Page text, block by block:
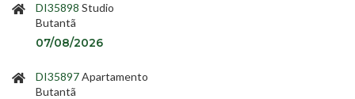
DI35898 Studio
Butantã
07/08/2026
DI35897Apartamento
Butantã